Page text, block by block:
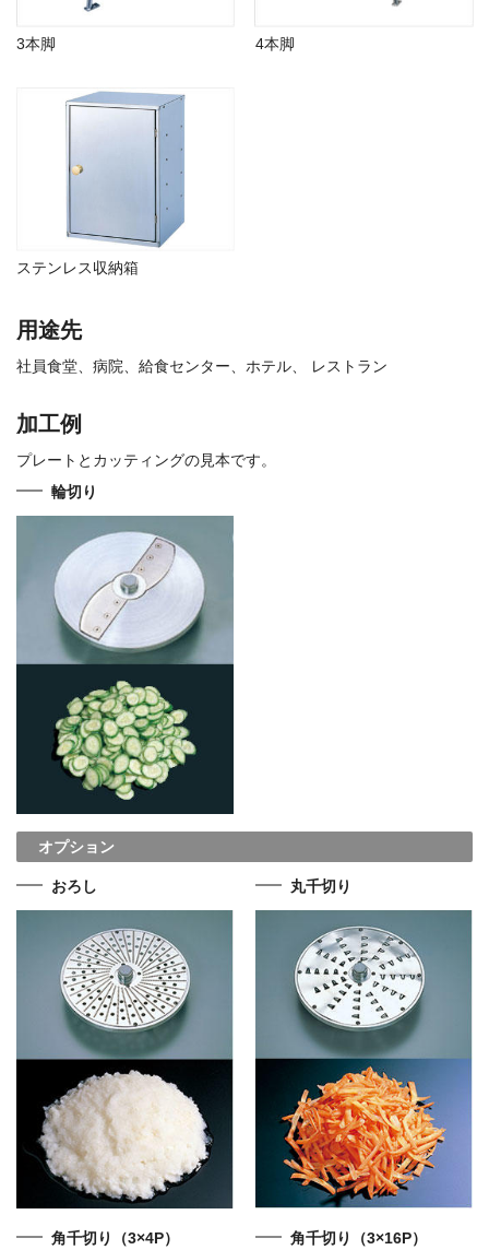
3本脚 4本脚
ステンレス収納箱
用途先
社員食堂、病院、給食センター、ホテル、 レストラン
加工例
プレートとカッティングの見本です。
輪切り
オプション
おろし 丸千切り
角千切り（3×4P） 角千切り（3×16P）